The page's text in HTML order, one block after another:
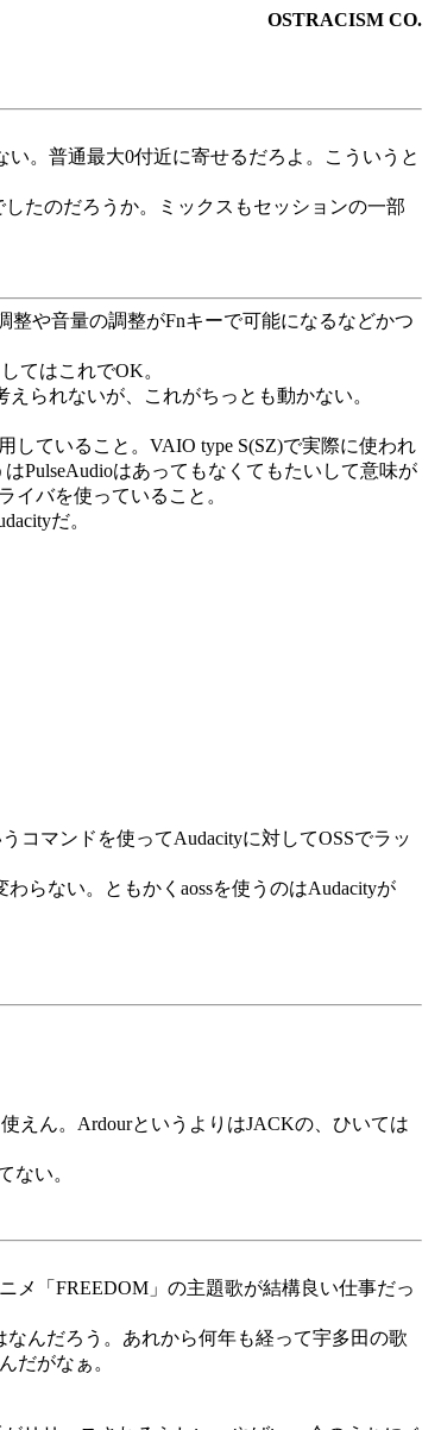
OSTRACISM CO.
。普通最大0付近に寄せるだろよ。こういうと
たのだろうか。ミックスもセッションの一部
や音量の調整がFnキーで可能になるなどかつ
てはこれでOK。
られないが、これがちっとも動かない。
ていること。VAIO type S(SZ)で実際に使われ
PulseAudioはあってもなくてもたいして意味が
イバを使っていること。
だ。
コマンドを使ってAudacityに対してOSSでラッ
らない。ともかくaossを使うのはAudacityが
えん。ArdourというよりはJACKの、ひいては
ない。
メ「FREEDOM」の主題歌が結構良い仕事だっ
んだろう。あれから何年も経って宇多田の歌
だがなぁ。